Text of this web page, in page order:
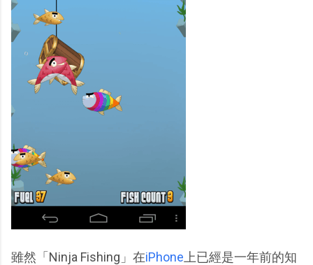
雖然「Ninja Fishing」在iPhone 上已經是一年前的知